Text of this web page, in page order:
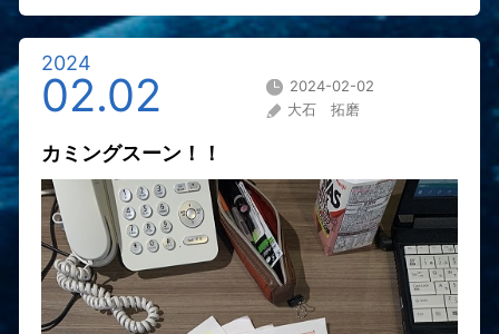
2024
02.02
2024-02-02
大石 拓磨
カミングスーン！！